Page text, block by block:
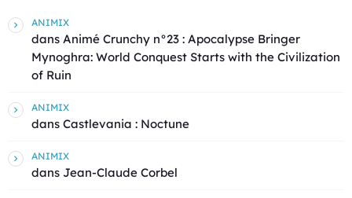
ANIMIX
dans Animé Crunchy n°23 : Apocalypse Bringer
Mynoghra: World Conquest Starts with the Civilization
of Ruin
ANIMIX
dans Castlevania : Noctune
ANIMIX
dans Jean-Claude Corbel